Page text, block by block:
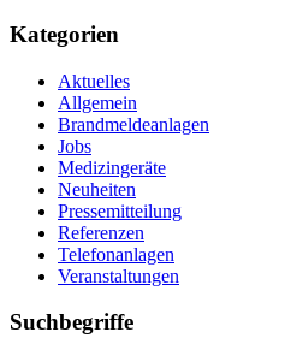
Kategorien
Aktuelles
Allgemein
Brandmeldeanlagen
Jobs
Medizingeräte
Neuheiten
Pressemitteilung
Referenzen
Telefonanlagen
Veranstaltungen
Suchbegriffe